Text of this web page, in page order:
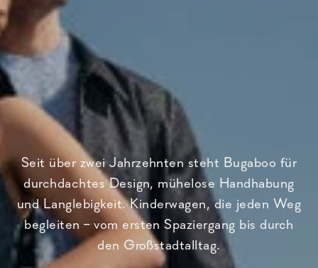
Seit über zwei Jahrzehnten steht Bugaboo für
durchdachtes Design, mühelose Handhabung
und Langlebigkeit. Kinderwagen, die jeden Weg
begleiten – vom ersten Spaziergang bis durch
den Großstadtalltag.